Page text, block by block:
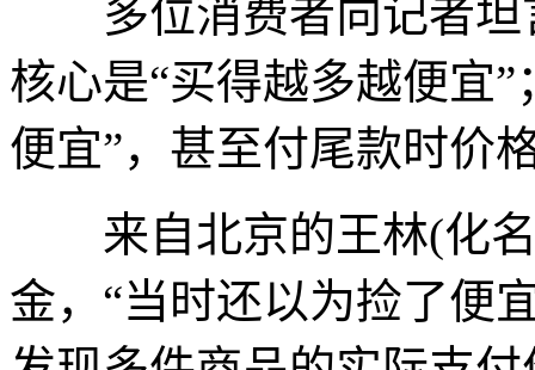
多位消费者向记者坦
核心是“买得越多越便宜
便宜”，甚至付尾款时价
来自北京的王林(化名
金，“当时还以为捡了便